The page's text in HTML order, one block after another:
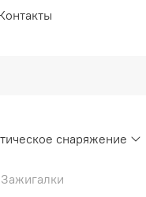
снаряжение
Зажигалки